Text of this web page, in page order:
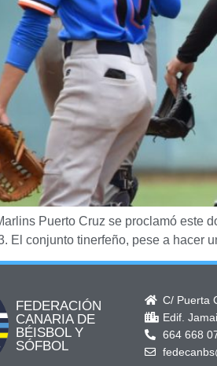
Puerto Cruz se proclamó este
El conjunto tinerfeño, pese a hacer
FEDERACIÓN
CANARIA DE
BÉISBOL Y
SÓFBOL
C/ Puerta
Edif.
664 668